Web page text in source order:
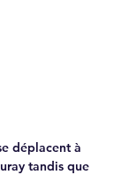
déplacent à
tandis que